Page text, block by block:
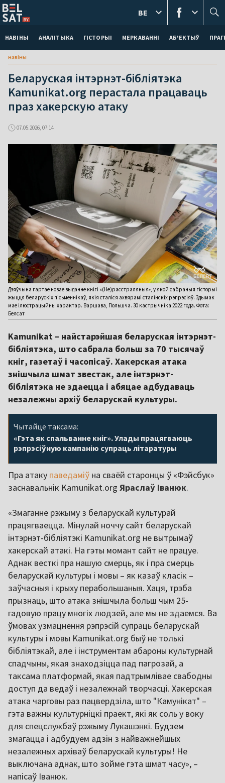
НАВІНЫ АНАЛІТЫКА ГІСТОРЫІ МЕРКАВАННI АБ'ЕКТЫЎ
BE
навіны
Беларуская інтэрнэт-бібліятэка
Kamunikat.org перастала працаваць
праз хакерскую атаку
07.05.2026, 07:14
Дзяўчына гартае новае выданне кнігі «(Не)расстраляныя», у якой сабраныя гісторыі
жыцця беларускіх пісьменнікаў, якія сталіся ахвярамі сталінскіх рэпрэсіяў. Здымак
мае ілюстрацыйны характар. Варшава, Польшча. 30 кастрычніка 2022 года. Фота:
Белсат
Kamunikat – найстарэйшая беларуская інтэрнэт-
бібліятэка, што сабрала больш за 70 тысячаў
кніг, газетаў і часопісаў. Хакерская атака
знішчыла шмат звестак, але інтэрнэт-
бібліятэка не здаецца і абяцае адбудаваць
незалежны архіў беларускай культуры.
Чытайце таксама:
«Гэта як спальванне кніг». Улады працягваюць
рэпрэсіўную кампанію супраць літаратуры
Пра атаку паведаміў на сваёй старонцы ў «Фэйсбук»
заснавальнік Kamunikat.org Яраслаў Іванюк.
«Змаганне рэжыму з беларускай культурай
працягваецца. Мінулай ноччу сайт беларускай
інтэрнэт-бібліятэкі Kamunikat.org не вытрымаў
хакерскай атакі. На гэты момант сайт не працуе.
Аднак весткі пра нашую смерць, як і пра смерць
беларускай культуры і мовы – як казаў класік –
заўчасныя і крыху перабольшаныя. Хаця, трэба
прызнаць, што атака знішчыла больш чым 25-
гадовую працу многіх людзей, але мы не здаемся. Ва
ўмовах узмацнення рэпрэсій супраць беларускай
культуры і мовы Kamunikat.org быў не толькі
бібліятэкай, але і інструментам абароны культурнай
спадчыны, якая знаходзіцца пад пагрозай, а
таксама платформай, якая падтрымлівае свабодны
доступ да ведаў і незалежнай творчасці. Хакерская
атака чарговы раз пацвердзіла, што "Камунікат" –
гэта важны культурніцкі праект, які як соль у воку
для спецслужбаў рэжыму Лукашэнкі. Будзем
змагацца і адбудуем адзін з найважнейшых
незалежных архіваў беларускай культуры! Не
выключана аднак, што зойме гэта шмат часу», –
напісаў Іванюк.